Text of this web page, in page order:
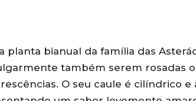
planta bianual da família das
também serem rosadas
O seu caule é cilíndrico e